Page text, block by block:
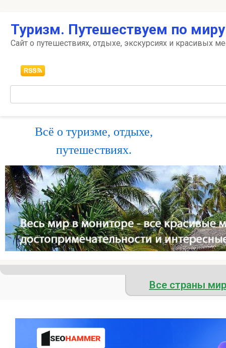
контенту
Туризм. Путешествуем по
Сайт о путешествиях, отдыхе, экскурсиях и красивых
Всё о туризме, отдыхе,
путешествиях.
Все страны